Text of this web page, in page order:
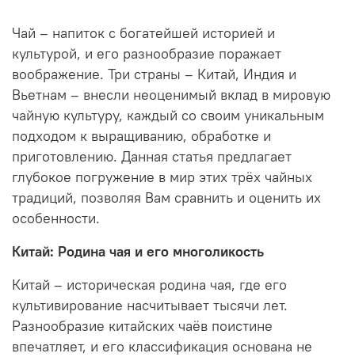
Чай – напиток с богатейшей историей и
культурой, и его разнообразие поражает
воображение. Три страны – Китай, Индия и
Вьетнам – внесли неоценимый вклад в мировую
чайную культуру, каждый со своим уникальным
подходом к выращиванию, обработке и
приготовлению. Данная статья предлагает
глубокое погружение в мир этих трёх чайных
традиций, позволяя Вам сравнить и оценить их
особенности.
Китай: Родина чая и его многоликость
Китай – историческая родина чая, где его
культивирование насчитывает тысячи лет.
Разнообразие китайских чаёв поистине
впечатляет, и его классификация основана не